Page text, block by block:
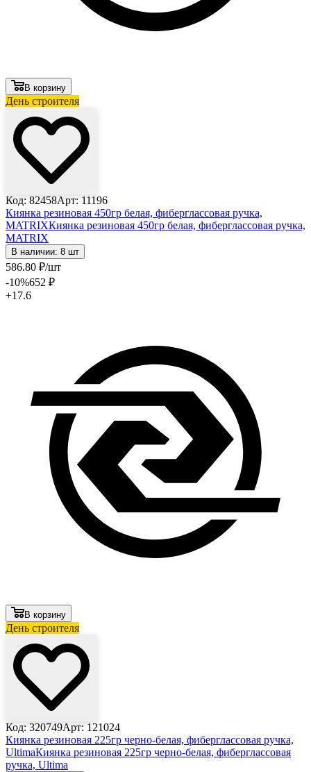
В корзину
День строителя
Код: 82458Арт: 11196
Киянка резиновая 450гр белая, фиберглассовая ручка,
MATRIXКиянка резиновая 450гр белая, фиберглассовая ручка,
MATRIX
В наличии: 8 шт
586.80 ₽/шт
-10%652 ₽
+17.6
В корзину
День строителя
Код: 320749Арт: 121024
Киянка резиновая 225гр черно-белая, фиберглассовая ручка,
UltimaКиянка резиновая 225гр черно-белая, фиберглассовая
ручка, Ultima